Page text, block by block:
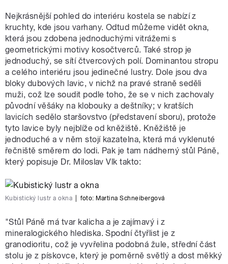
Nejkrásnější pohled do interiéru kostela se nabízí z
kruchty, kde jsou varhany. Odtud můžeme vidět okna,
která jsou zdobena jednoduchými vitrážemi s
geometrickými motivy kosočtverců. Také strop je
jednoduchý, se sítí čtvercových polí. Dominantou stropu
a celého interiéru jsou jedinečné lustry. Dole jsou dva
bloky dubových lavic, v nichž na pravé straně seděli
muži, což lze soudit podle toho, že se v nich zachovaly
původní věšáky na klobouky a deštníky; v kratších
lavicích sedělo staršovstvo (představení sboru), protože
tyto lavice byly nejblíže od kněžiště. Kněžiště je
jednoduché a v něm stojí kazatelna, která má vyklenuté
řečniště směrem do lodi. Pak je tam nádherný stůl Páně,
který popisuje Dr. Miloslav Vlk takto:
Kubistický lustr a okna foto: Martina Schneibergová
"Stůl Páně má tvar kalicha a je zajímavý i z
mineralogického hlediska. Spodní čtyřlist je z
granodioritu, což je vyvřelina podobná žule, střední část
stolu je z pískovce, který je poměrně světlý a dost měkký